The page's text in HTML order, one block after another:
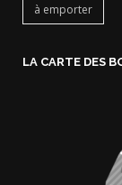
à emporter
LA CARTE DES